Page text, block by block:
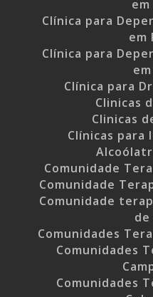
Clínica para
em
Clínica para
em
Clínica para
Clinicas
Clinicas
Clínicas para
Comunidade
Comunidade
Comunidade
de
Comunidades
Comunidades
Comunidades